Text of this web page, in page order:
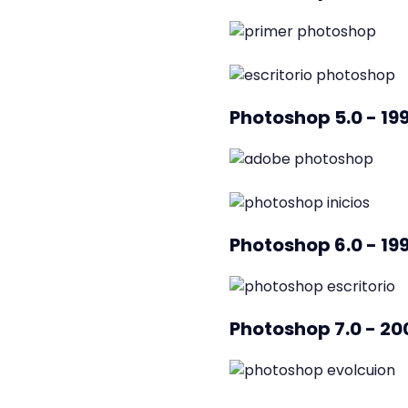
Photoshop 5.0 -
Photoshop 6.0 -
Photoshop 7.0 -